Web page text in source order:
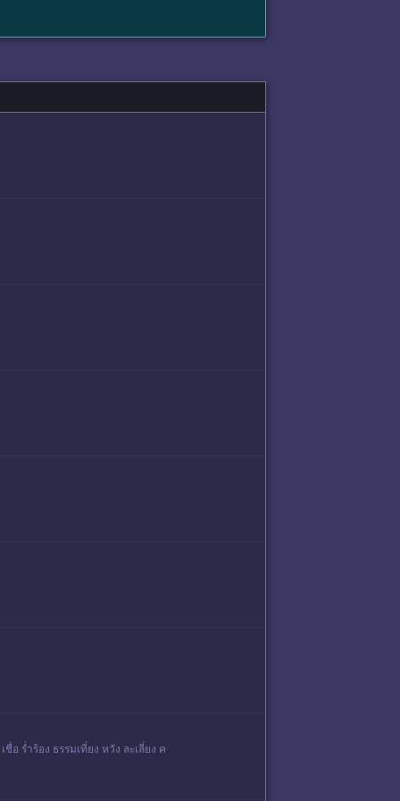
ร่ำร้อง ธรรมเที่ยง หวัง ละเลี่ยง ค